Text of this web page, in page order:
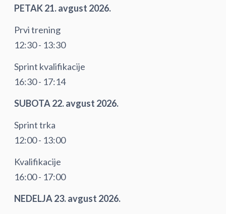
PETAK 21. avgust 2026.
Prvi trening
12:30 - 13:30
Sprint kvalifikacije
16:30 - 17:14
SUBOTA 22. avgust 2026.
Sprint trka
12:00 - 13:00
Kvalifikacije
16:00 - 17:00
NEDELJA 23. avgust 2026.